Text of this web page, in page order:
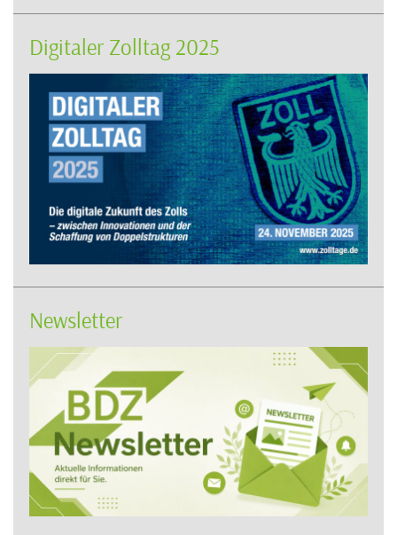
Digitaler Zolltag 2025
Newsletter